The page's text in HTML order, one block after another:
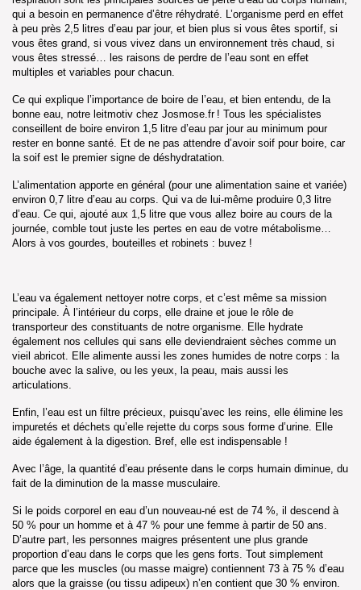
qui a besoin en permanence d’être réhydraté. L’organisme perd en effet
à peu près 2,5 litres d’eau par jour, et bien plus si vous êtes sportif, si
vous êtes grand, si vous vivez dans un environnement très chaud, si
vous êtes stressé… les raisons de perdre de l’eau sont en effet
multiples et variables pour chacun.
Ce qui explique l’importance de boire de l’eau, et bien entendu, de la
bonne eau, notre leitmotiv chez Josmose.fr ! Tous les spécialistes
conseillent de boire environ 1,5 litre d’eau par jour au minimum pour
rester en bonne santé. Et de ne pas attendre d’avoir soif pour boire, car
la soif est le premier signe de déshydratation.
L’alimentation apporte en général (pour une alimentation saine et variée)
environ 0,7 litre d’eau au corps. Qui va de lui-même produire 0,3 litre
d’eau. Ce qui, ajouté aux 1,5 litre que vous allez boire au cours de la
journée, comble tout juste les pertes en eau de votre métabolisme…
Alors à vos gourdes, bouteilles et robinets : buvez !
L’eau va également nettoyer notre corps, et c’est même sa mission
principale. À l’intérieur du corps, elle draine et joue le rôle de
transporteur des constituants de notre organisme. Elle hydrate
également nos cellules qui sans elle deviendraient sèches comme un
vieil abricot. Elle alimente aussi les zones humides de notre corps : la
bouche avec la salive, ou les yeux, la peau, mais aussi les
articulations.
Enfin, l’eau est un filtre précieux, puisqu’avec les reins, elle élimine les
impuretés et déchets qu’elle rejette du corps sous forme d’urine. Elle
aide également à la digestion. Bref, elle est indispensable !
Avec l’âge, la quantité d’eau présente dans le corps humain diminue, du
fait de la diminution de la masse musculaire.
Si le poids corporel en eau d’un nouveau-né est de 74 %, il descend à
50 % pour un homme et à 47 % pour une femme à partir de 50 ans.
D’autre part, les personnes maigres présentent une plus grande
proportion d’eau dans le corps que les gens forts. Tout simplement
parce que les muscles (ou masse maigre) contiennent 73 à 75 % d’eau
alors que la graisse (ou tissu adipeux) n’en contient que 30 % environ.